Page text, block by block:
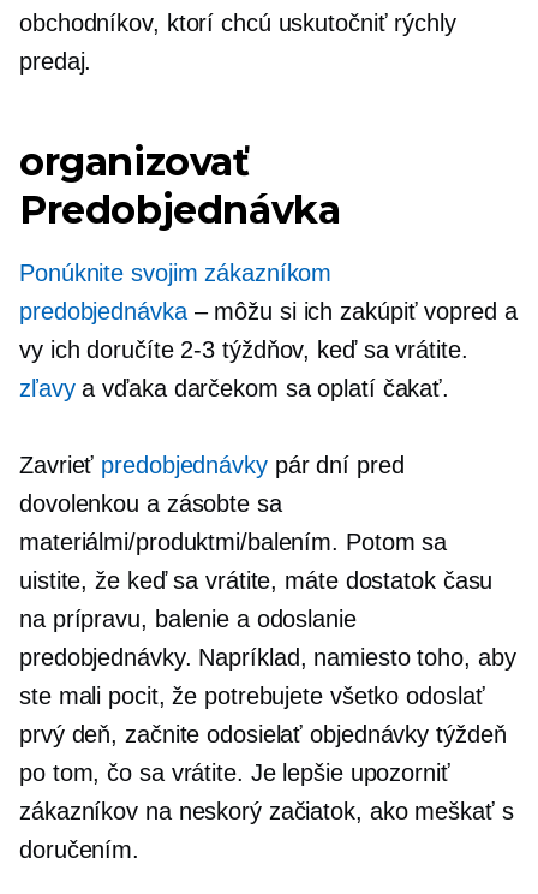
obchodníkov, ktorí chcú uskutočniť rýchly
predaj.
organizovať
Predobjednávka
Ponúknite svojim zákazníkom
predobjednávka– môžu si ich zakúpiť vopred a
vy ich doručíte 2-3 týždňov, keď sa vrátite.
zľavya vďaka darčekom sa oplatí čakať.
Zavrieť predobjednávkypár dní pred
dovolenkou a zásobte sa
materiálmi/produktmi/balením. Potom sa
uistite, že keď sa vrátite, máte dostatok času
na prípravu, balenie a odoslanie
predobjednávky. Napríklad, namiesto toho, aby
ste mali pocit, že potrebujete všetko odoslať
prvý deň, začnite odosielať objednávky týždeň
po tom, čo sa vrátite. Je lepšie upozorniť
zákazníkov na neskorý začiatok, ako meškať s
doručením.